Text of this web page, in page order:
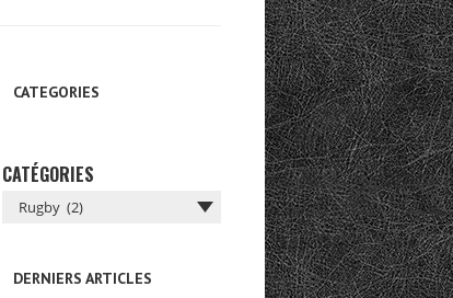
CATEGORIES
CATÉGORIES
DERNIERS ARTICLES